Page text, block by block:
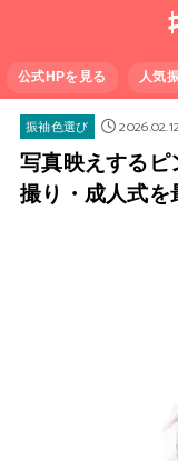
公式HPを見る 人気
振袖色選び
写真映えするピ
撮り・成人式を